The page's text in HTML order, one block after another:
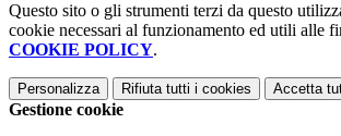
Questo sito o gli strumenti terzi da questo
cookie necessari al funzionamento ed utili alle
COOKIE POLICY.
Personalizza Rifiuta tutti i cookies Accetta
Gestione cookie